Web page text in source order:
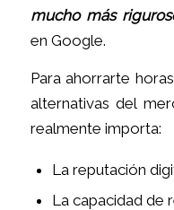
mucho más
en Google.
Para ahorrarte
alternativas del
realmente importa:
La reputación
La capacidad de